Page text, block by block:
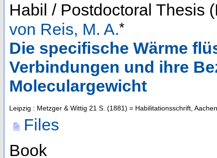
Habil / Postdoctoral Thesis
von Reis, M. A.*
Die specifische Wärme
Verbindungen und ihre
Moleculargewicht
Leipzig : Metzger & Wittig 21 S. (1881) = Habilitationsschrift,
Files
Book